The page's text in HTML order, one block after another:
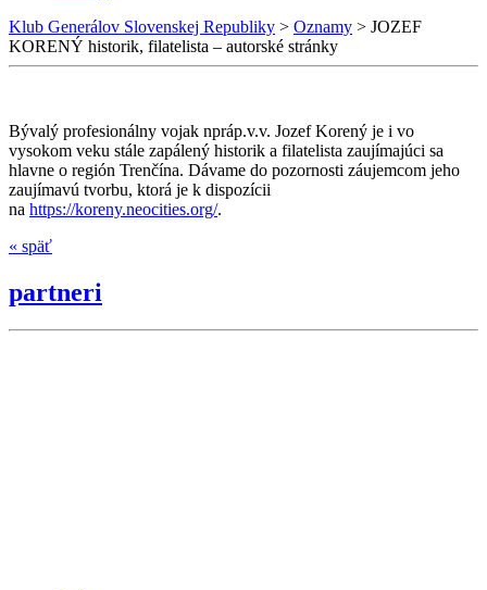
Klub Generálov Slovenskej Republiky > Oznamy > JOZEF
KORENÝ historik, filatelista – autorské stránky
Bývalý profesionálny vojak npráp.v.v. Jozef Korený je i vo
vysokom veku stále zapálený historik a filatelista zaujímajúci sa
hlavne o región Trenčína. Dávame do pozornosti záujemcom jeho
zaujímavú tvorbu, ktorá je k dispozícii
na https://koreny.neocities.org/.
« späť
partneri